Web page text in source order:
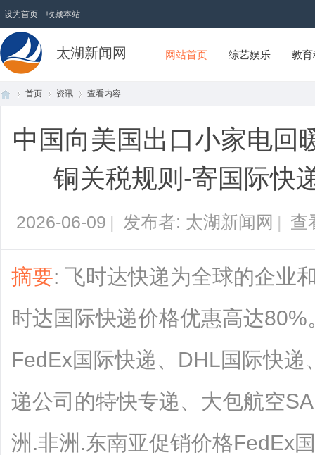
设为首页 收藏本站
太湖新闻网 网站首页 综艺娱乐 教
首页
›
资讯 查看内容
中国向美国出口小家电回
铜关税规则-寄国际快
2026-06-09 | 发布者: 太湖新闻网 | 查
摘要: 飞时达快递为全球的企业
时达国际快递价格优惠高达
FedEx国际快递、DHL国际快
递公司的特快专递、大包航空
洲.非洲.东南亚促销价格FedEx